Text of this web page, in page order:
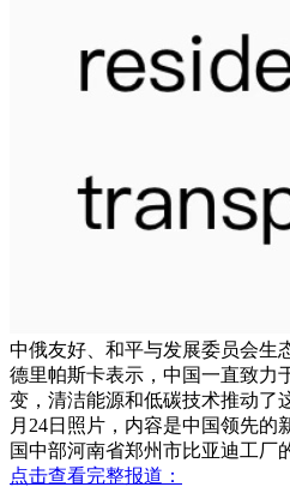
中俄友好、和平与发展委员会生
德里帕斯卡表示，中国一直致力
变，清洁能源和低碳技术推动了
月24日照片，内容是中国领先的
国中部河南省郑州市比亚迪工厂
点击查看完整报道：